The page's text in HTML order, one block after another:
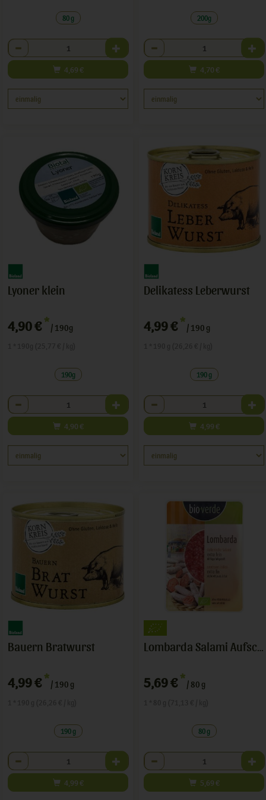
80 g
Anzahl
4,69 €
200g
Anzahl
4,70 €
Lyoner klein
4,90 € */ 190g
190g
Anzahl
4,90 €
Delikatess Leberwurst
4,99 € */ 190 g
190 g
Anzahl
4,99 €
Bauern Bratwurst
4,99 € */ 190 g
190 g
Anzahl
4,99 €
Lombarda Salami Aufschnitt
5,69 € */ 80 g
80 g
Anzahl
5,69 €